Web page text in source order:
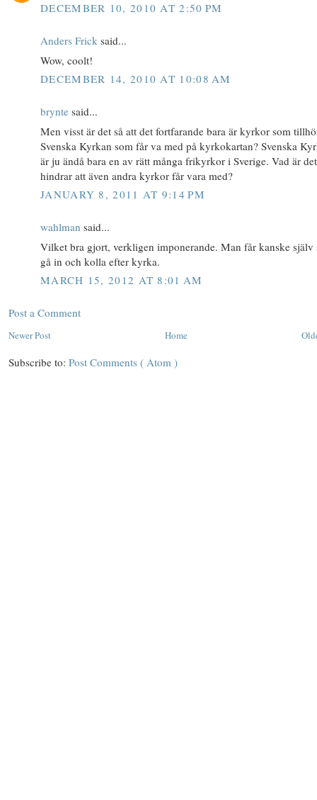
DECEMBER 10, 2010 AT 2:50 PM
Anders Frick said...
Wow, coolt!
DECEMBER 14, 2010 AT 10:08 AM
brynte said...
Men visst är det så att det fortfarande bara är kyrkor som
Svenska Kyrkan som får va med på kyrkokartan? Svenska
är ju ändå bara en av rätt många frikyrkor i Sverige. Vad är
hindrar att även andra kyrkor får vara med?
JANUARY 8, 2011 AT 9:14 PM
wahlman said...
Vilket bra gjort, verkligen imponerande. Man får kanske själv
gå in och kolla efter kyrka.
MARCH 15, 2012 AT 8:01 AM
Post a Comment
Newer Post Home
Subscribe to: Post Comments ( Atom )